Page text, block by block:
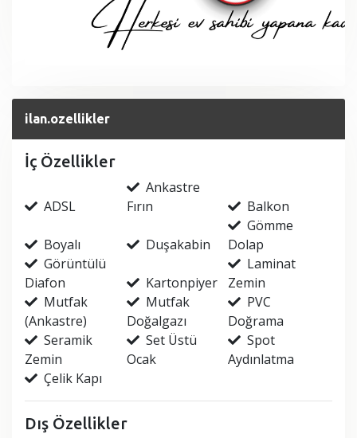
ilan.ozellikler
İç Özellikler
ADSL
Ankastre
Fırın
Balkon
Boyalı Duşakabin
Gömme
Dolap
Görüntülü
Diafon
Kartonpiyer
Laminat
Zemin
Mutfak
(Ankastre)
Mutfak
Doğalgazı
PVC
Doğrama
Seramik
Zemin
Set Üstü
Ocak
Spot
Aydınlatma
Çelik Kapı
Dış Özellikler